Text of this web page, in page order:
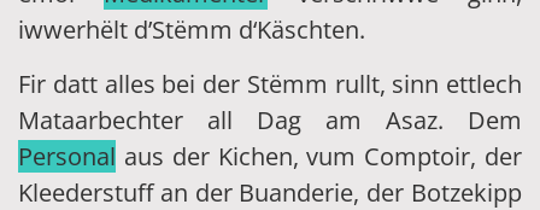
iwwerhëlt d’Stëmm d‘Käschten.
Fir datt alles bei der Stëmm rullt, sinn ettlech
Mataarbechter all Dag am Asaz. Dem
Personal aus der Kichen, vum Comptoir, der
Kleederstuff an der Buanderie, der Botzekipp